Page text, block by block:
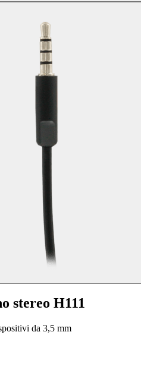
stereo H111
da 3,5 mm